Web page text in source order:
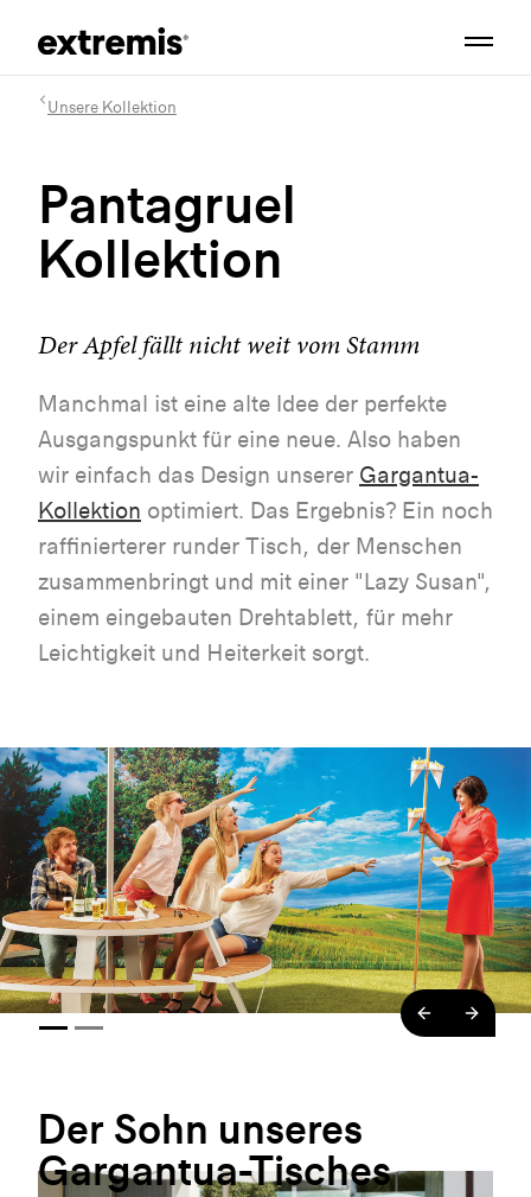
Unsere Kollektion
Pantagruel
Kollektion
Der Apfel fällt nicht weit vom Stamm
Manchmal ist eine alte Idee der perfekte
Ausgangspunkt für eine neue. Also haben
wir einfach das Design unserer Gargantua-
Kollektion optimiert. Das Ergebnis? Ein noch
raffinierterer runder Tisch, der Menschen
zusammenbringt und mit einer "Lazy Susan",
einem eingebauten Drehtablett, für mehr
Leichtigkeit und Heiterkeit sorgt.
Der Sohn unseres
Gargantua-Tisches